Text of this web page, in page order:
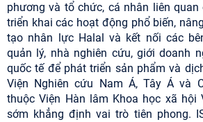
phương và tổ chức, cá nhân liên
triển khai các hoạt động phổ biến,
tạo nhân lực Halal và kết nối các
quản lý, nhà nghiên cứu, giới doanh
quốc tế để phát triển sản phẩm và
Viện Nghiên cứu Nam Á, Tây Á và
thuộc Viện Hàn lâm Khoa học xã hội
sớm khẳng định vai trò tiên phong.